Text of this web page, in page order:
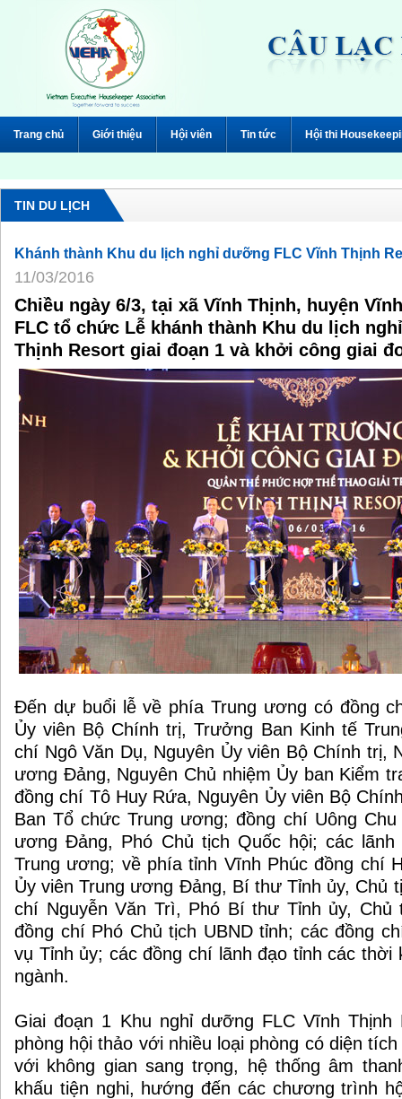
Trang chủ Giới thiệu Hội viên Tin tức Hội thi
TIN DU LỊCH
Khánh thành Khu du lịch nghỉ dưỡng FLC Vĩnh Thịnh
11/03/2016
Chiều ngày 6/3, tại xã Vĩnh Thịnh, huyện
FLC tổ chức Lễ khánh thành Khu du lịch
Thịnh Resort giai đoạn 1 và khởi công giai
Đến dự buổi lễ về phía Trung ương có đồng
Ủy viên Bộ Chính trị, Trưởng Ban Kinh tế
chí Ngô Văn Dụ, Nguyên Ủy viên Bộ Chính trị,
ương Đảng, Nguyên Chủ nhiệm Ủy ban Kiểm
đồng chí Tô Huy Rứa, Nguyên Ủy viên Bộ
Ban Tổ chức Trung ương; đồng chí Uông
ương Đảng, Phó Chủ tịch Quốc hội; các lãnh
Trung ương; về phía tỉnh Vĩnh Phúc đồng chí
Ủy viên Trung ương Đảng, Bí thư Tỉnh ủy, Chủ
chí Nguyễn Văn Trì, Phó Bí thư Tỉnh ủy, Chủ
đồng chí Phó Chủ tịch UBND tỉnh; các đồng
vụ Tỉnh ủy; các đồng chí lãnh đạo tỉnh các thời
ngành.
Giai đoạn 1 Khu nghỉ dưỡng FLC Vĩnh Thịnh
phòng hội thảo với nhiều loại phòng có diện
với không gian sang trọng, hệ thống âm
khấu tiện nghi, hướng đến các chương trình